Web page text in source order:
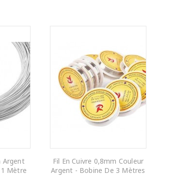
Argent
Mètre
Fil En Cuivre 0,8mm Couleur
Argent - Bobine De 3 Mètres